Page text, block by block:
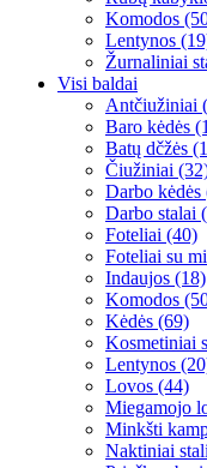
Komodos
Lentynos
Žurnaliniai
Visi baldai
Antčiužiniai
Baro kėdės
Batų dčžės
Čiužiniai
Darbo kėdės
Darbo stalai
Foteliai (40)
Foteliai su
Indaujos (18)
Komodos
Kėdės (69)
Kosmetiniai
Lentynos
Lovos (44)
Miegamojo
Minkšti
Naktiniai